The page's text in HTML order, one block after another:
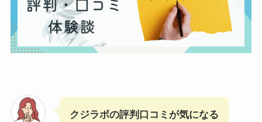
クジラボの評判口コミが気になる